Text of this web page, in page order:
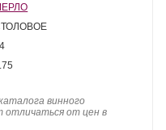
винного
отличаться от цен в